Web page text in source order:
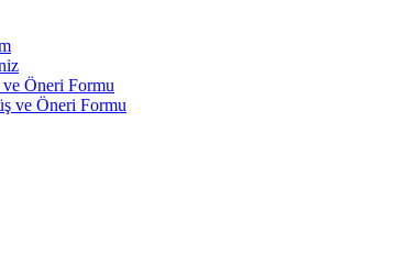
Öneri Formu
ve Öneri Formu